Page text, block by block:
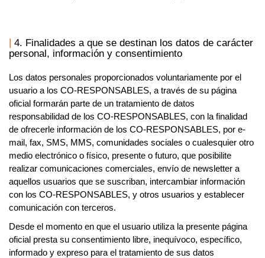
4. Finalidades a que se destinan los datos de carácter
personal, información y consentimiento
Los datos personales proporcionados voluntariamente por el
usuario a los CO-RESPONSABLES, a través de su página
oficial formarán parte de un tratamiento de datos
responsabilidad de los CO-RESPONSABLES, con la finalidad
de ofrecerle información de los CO-RESPONSABLES, por e-
mail, fax, SMS, MMS, comunidades sociales o cualesquier otro
medio electrónico o físico, presente o futuro, que posibilite
realizar comunicaciones comerciales, envío de newsletter a
aquellos usuarios que se suscriban, intercambiar información
con los CO-RESPONSABLES, y otros usuarios y establecer
comunicación con terceros.
Desde el momento en que el usuario utiliza la presente página
oficial presta su consentimiento libre, inequívoco, específico,
informado y expreso para el tratamiento de sus datos